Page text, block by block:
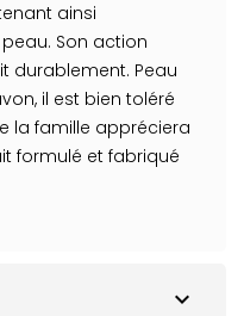
ainsi
Son action
durablement. Peau
il est bien toléré
la famille appréciera
formulé et fabriqué
expand_more